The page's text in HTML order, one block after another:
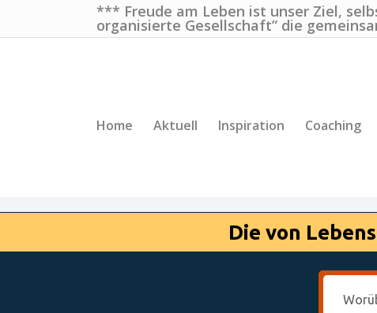
*** Freude am Leben ist unser Ziel,
organisierte Gesellschaft” die
Home Aktuell Inspiration Coaching
Die von